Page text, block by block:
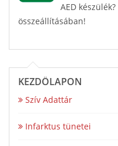
AED
összeállításában!
KEZDŐLAPON
Szív Adattár
Infarktus tünetei